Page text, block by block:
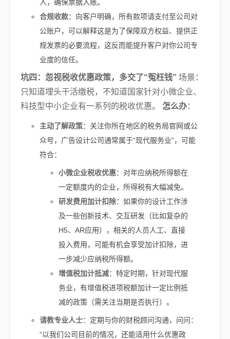
人，确保票据入账。
合规收款：向客户明确，所有款项请支付至公司对
公账户，可以解释这是为了保障双方权益、提供正
规发票的必要流程，这反而能提升客户对你公司专
业度的信任。
坑四：忽视税收优惠政策，多交了“冤枉钱” 场景：
只知道埋头干活缴税，不知道国家针对小微企业、
科技型中小企业有一系列的税收优惠。 怎么办：
主动了解政策：关注你所在地区的税务局官网或公
众号，广告设计公司通常属于“现代服务业”，可能
符合：
小微企业税收优惠：对年应纳税所得额在
一定额度内的企业，所得税有大幅减免。
研发费用加计扣除：如果你的设计工作涉
及一些创新技术、交互研发（比如复杂的
H5、AR应用），相关的人员人工、直接
投入费用，可能有机会享受加计扣除，进
一步减少应纳税所得额。
增值税加计抵减：特定时期，针对现代服
务业，有增值税进项税额加计一定比例抵
减的政策（需关注当期是否执行）。
请教专业人士：定期与你的财税顾问沟通，问问：
“以我们公司目前的情况，还能适用什么优惠政